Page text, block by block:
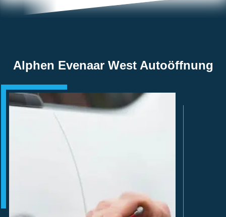
Alphen Evenaar West Autoöffnung